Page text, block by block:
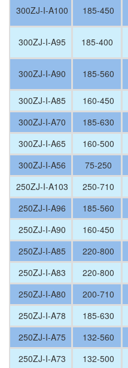
300ZJ-I-A100 185-450
300ZJ-I-A95 185-400
300ZJ-I-A90 185-560
300ZJ-I-A85 160-450
300ZJ-I-A70
185-630
300ZJ-I-A65
160-500
300ZJ-I-A56
75-250
250ZJ-I-A103
250-710
250ZJ-I-A96
185-560
250ZJ-I-A90
160-450
250ZJ-I-A85
220-800
250ZJ-I-A83
220-800
250ZJ-I-A80
200-710
250ZJ-I-A78
185-630
250ZJ-I-A75
132-560
250ZJ-I-A73
132-500